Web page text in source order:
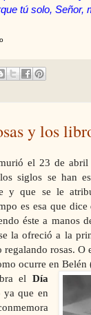
tú solo, Señor,
y los
el 23 de
siglos se han
y que se le
es esa que
éste a manos
la ofreció a la
regalando rosas. O
ocurre en
el Día
ya que en